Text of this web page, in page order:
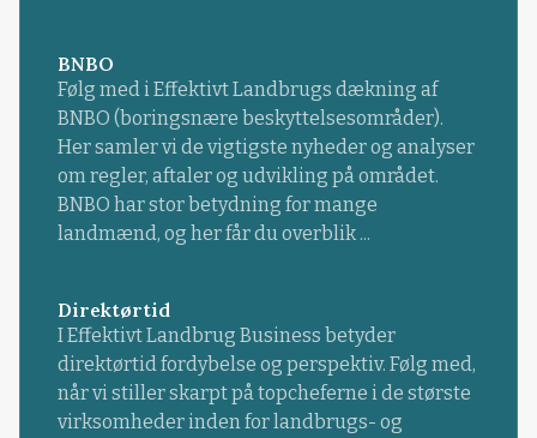
BNBO
Følg med i Effektivt Landbrugs dækning af
BNBO (boringsnære beskyttelsesområder).
Her samler vi de vigtigste nyheder og analyser
om regler, aftaler og udvikling på området.
BNBO har stor betydning for mange
landmænd, og her får du overblik ...
Direktørtid
I Effektivt Landbrug Business betyder
direktørtid fordybelse og perspektiv. Følg med,
når vi stiller skarpt på topcheferne i de største
virksomheder inden for landbrugs- og